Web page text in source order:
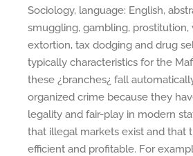
Sociology, language: English,
smuggling, gambling, prostitution,
extortion, tax dodging and drug
typically characteristics for the
these ¿branches¿ fall
organized crime because they
legality and fair-play in modern
that illegal markets exist and that
efficient and profitable. For